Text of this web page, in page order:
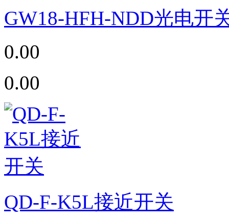
GW18-HFH-NDD光电开
0.00
0.00
QD-F-K5L接近开关